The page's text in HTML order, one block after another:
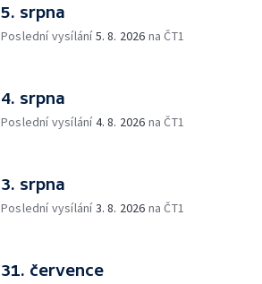
5. srpna
Poslední vysílání5. 8. 2026 na ČT1
4. srpna
Poslední vysílání4. 8. 2026 na ČT1
3. srpna
Poslední vysílání3. 8. 2026 na ČT1
31. července